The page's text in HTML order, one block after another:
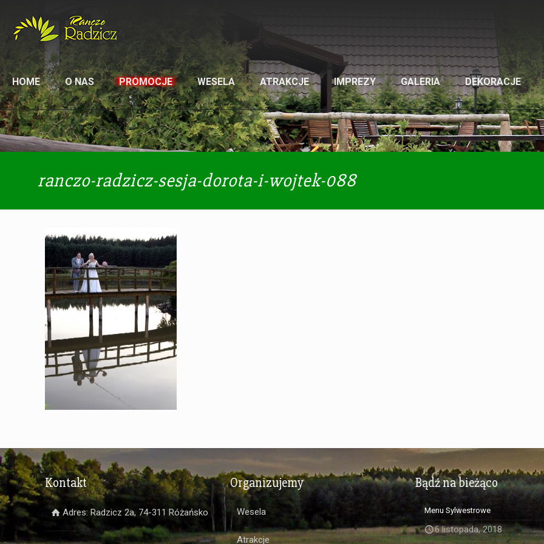
HOME O NAS PROMOCJE WESELA ATRAKCJE IMPREZY GALERIA DEKORACJE
ranczo-radzicz-sesja-dorota-i-wojtek-088
Kontakt
Adres: Radzicz 2a, 74-311 Różańsko
Organizujemy
Wesela
Atrakcje
Bądź na bieżąco
Menu Sylwestrowe
6 listopada, 2018